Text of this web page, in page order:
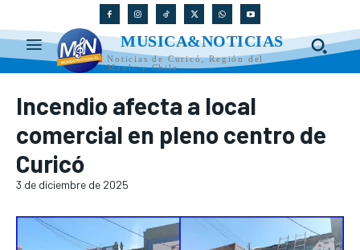
MUSICA&NOTICIAS
Noticias de Curicó, Región del
Maule y Chile
Incendio afecta a local
comercial en pleno centro de
Curicó
3 de diciembre de 2025